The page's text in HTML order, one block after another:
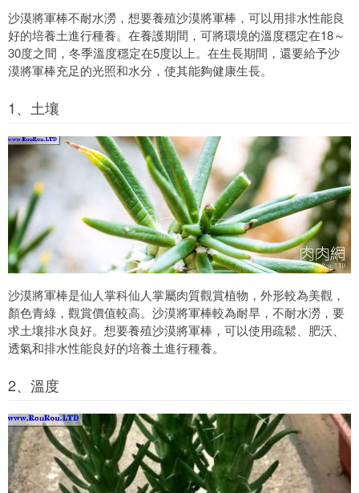
沙漠將軍棒不耐水澇，想要養殖沙漠將軍棒，可以用排水性能良
好的培養土進行種養。在養護期間，可將環境的溫度穩定在18～
30度之間，冬季溫度穩定在5度以上。在生長期間，還要給予沙
漠將軍棒充足的光照和水分，使其能夠健康生長。
1、土壤
沙漠將軍棒是仙人掌科仙人掌屬肉質觀賞植物，外形較為美觀，
顏色青綠，觀賞價值較高。沙漠將軍棒較為耐旱，不耐水澇，要
求土壤排水良好。想要養殖沙漠將軍棒，可以使用疏鬆、肥沃、
透氣和排水性能良好的培養土進行種養。
2、溫度